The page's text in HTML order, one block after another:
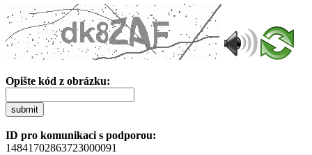
Opište kód z obrázku:
submit
ID pro komunikaci s podporou:
14841702863723000091